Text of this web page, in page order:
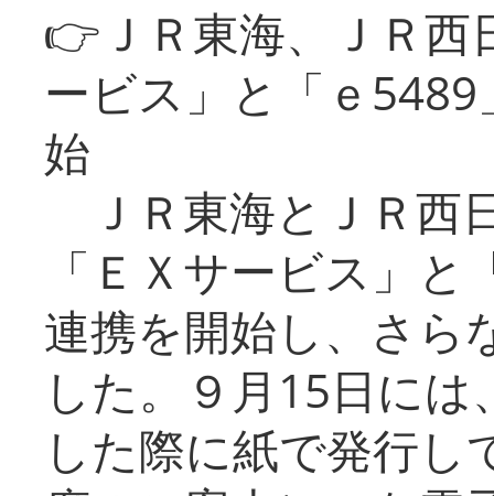
👉ＪＲ東海、ＪＲ
ービス」と「ｅ
始
ＪＲ東海とＪＲ西
「ＥＸサービス」
連携を開始し、さら
した。９月15日に
した際に紙で発行し